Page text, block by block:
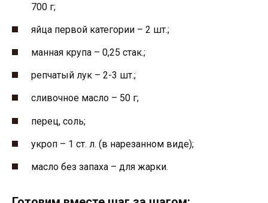
700 г;
яйца первой категории – 2 шт.;
манная крупа – 0,25 стак.;
репчатый лук – 2-3 шт.;
сливочное масло – 50 г;
перец, соль;
укроп – 1 ст. л. (в нарезанном виде);
масло без запаха – для жарки.